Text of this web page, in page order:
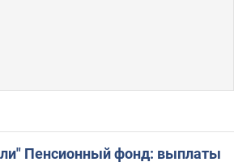
Пенсионный фонд: выплаты